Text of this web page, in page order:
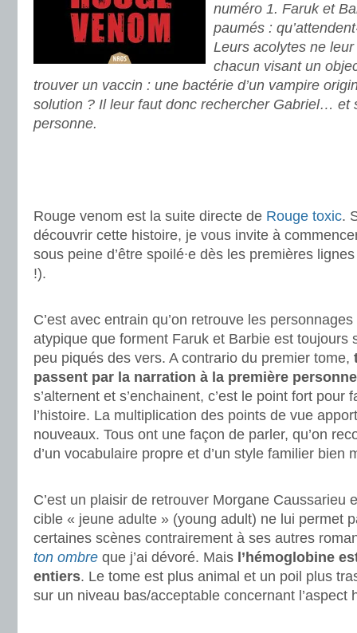
numéro 1. Faruk et
paumés :
Leurs acolytes ne
chacun visant un
trouver un vaccin : une bactérie d’un vampire
solution ? Il leur faut donc rechercher Gabriel… et
personne.
Rouge venom est la suite directe de Rouge toxic.
découvrir cette histoire, je vous invite à
sous peine d’être spoilé∙e dès les premières
!).
C’est avec entrain qu’on retrouve les
atypique que forment Faruk et Barbie est toujours
peu piqués des vers. A contrario du premier tome,
passent par la narration à la première personne
s’alternent et s’enchainent, c’est le point fort pour
l’histoire. La multiplication des points de vue
nouveaux. Tous ont une façon de parler, qu’on
d’un vocabulaire propre et d’un style familier bien
C’est un plaisir de retrouver Morgane Caussarieu
cible « jeune adulte » (young adult) ne lui permet
certaines scènes contrairement à ses autres
ton ombre que j’ai dévoré. Mais l’hémoglobine
entiers. Le tome est plus animal et un poil plus
sur un niveau bas/acceptable concernant l’aspect